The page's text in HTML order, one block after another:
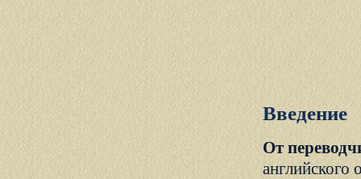
Введение
От
английского